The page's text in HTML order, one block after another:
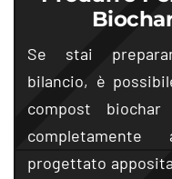
Se stai
bilancio, è
compost
progettato